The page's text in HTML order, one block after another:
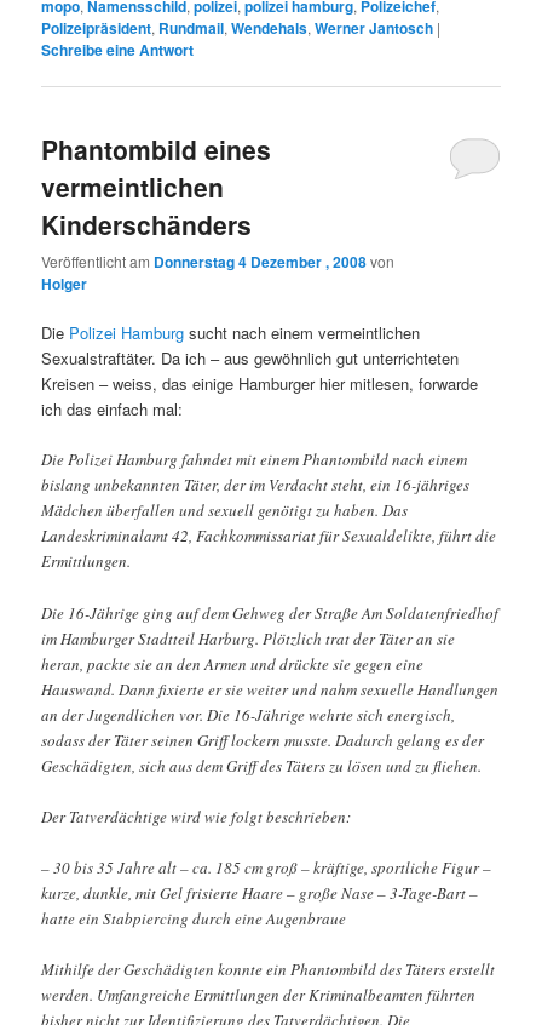
mopo,Namensschild,polizei,polizei hamburg, Polizeichef,
Polizeipräsident, Rundmail,Wendehals,Werner Jantosch |
Schreibe eine Antwort
Phantombild eines
vermeintlichen
Kinderschänders
Veröffentlicht am Donnerstag 4 Dezember , 2008von
Holger
Die Polizei Hamburg sucht nach einem vermeintlichen
Sexualstraftäter. Da ich – aus gewöhnlich gut unterrichteten
Kreisen – weiss, das einige Hamburger hier mitlesen, forwarde
ich das einfach mal:
Die Polizei Hamburg fahndet mit einem Phantombild nach einem
bislang unbekannten Täter, der im Verdacht steht, ein 16-jähriges
Mädchen überfallen und sexuell genötigt zu haben. Das
Landeskriminalamt 42, Fachkommissariat für Sexualdelikte, führt die
Ermittlungen.
Die 16-Jährige ging auf dem Gehweg der Straße Am Soldatenfriedhof
im Hamburger Stadtteil Harburg. Plötzlich trat der Täter an sie
heran, packte sie an den Armen und drückte sie gegen eine
Hauswand. Dann fixierte er sie weiter und nahm sexuelle Handlungen
an der Jugendlichen vor. Die 16-Jährige wehrte sich energisch,
sodass der Täter seinen Griff lockern musste. Dadurch gelang es der
Geschädigten, sich aus dem Griff des Täters zu lösen und zu fliehen.
Der Tatverdächtige wird wie folgt beschrieben:
– 30 bis 35 Jahre alt – ca. 185 cm groß – kräftige, sportliche Figur –
kurze, dunkle, mit Gel frisierte Haare – große Nase – 3-Tage-Bart –
hatte ein Stabpiercing durch eine Augenbraue
Mithilfe der Geschädigten konnte ein Phantombild des Täters erstellt
werden. Umfangreiche Ermittlungen der Kriminalbeamten führten
bisher nicht zur Identifizierung des Tatverdächtigen. Die